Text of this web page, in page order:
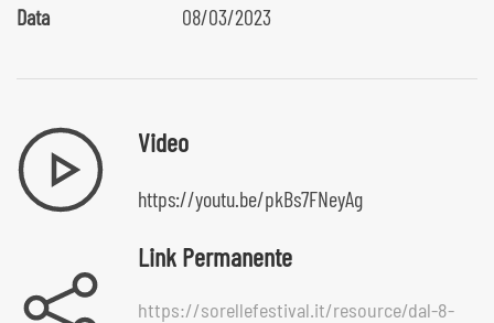
Data
08/03/2023
Video
https://youtu.be/pkBs7FNeyAg
Link Permanente
https://sorellefestival.it/resource/dal-8-